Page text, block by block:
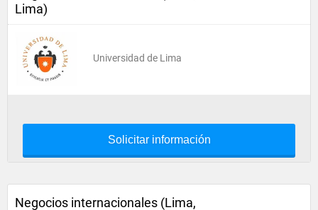
Lima)
Universidad de Lima
Solicitar información
Negocios internacionales (Lima,